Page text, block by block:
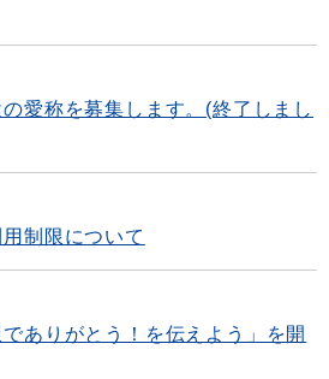
愛称を募集します。(終了しまし
制限について
でありがとう！を伝えよう」を開